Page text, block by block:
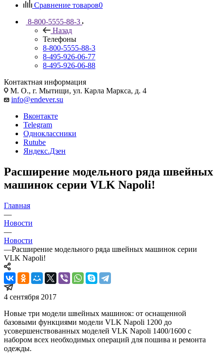
Сравнение товаров0
8-800-5555-88-3
Назад
Телефоны
8-800-5555-88-3
8-495-926-06-77
8-495-926-06-88
Контактная информация
М. О., г. Мытищи, ул. Карла Маркса, д. 4
info@endever.su
Вконтакте
Telegram
Одноклассники
Rutube
Яндекс.Дзен
Расширение модельного ряда швейных
машинок серии VLK Napoli!
Главная
—
Новости
—
Новости
—Расширение модельного ряда швейных машинок серии
VLK Napoli!
4 сентября 2017
Новые три модели швейных машинок: от оснащенной
базовыми функциями модели VLK Napoli 1200 до
усовершенствованных моделей VLK Napoli 1400/1600 с
набором всех необходимых операций для пошива и ремонта
одежды.